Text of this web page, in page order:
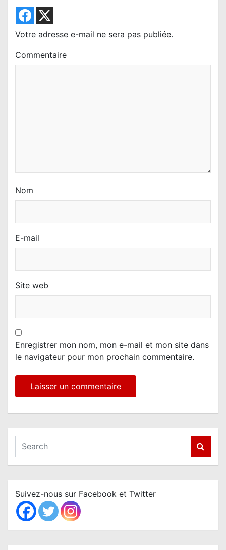
d
Votre adresse e-mail ne sera pas publiée.
Commentaire
Nom
E-mail
Site web
Enregistrer mon nom, mon e-mail et mon site dans
le navigateur pour mon prochain commentaire.
a
c
h
Suivez-nous sur Facebook et Twitter